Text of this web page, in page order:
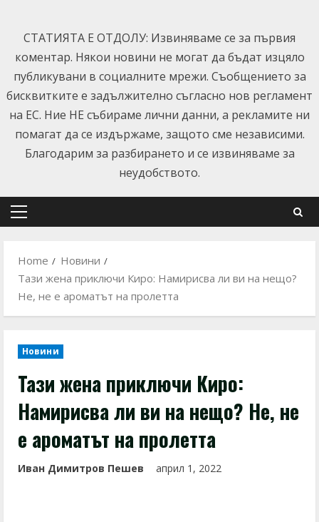
content
СТАТИЯТА Е ОТДОЛУ: Извиняваме се за първия
коментар. Някои новини не могат да бъдат изцяло
публикувани в социалните мрежи. Съобщението за
бисквитките е задължително съгласно нов регламент
на ЕС. Ние НЕ събираме лични данни, а рекламите ни
помагат да се издържаме, защото сме независими.
Благодарим за разбирането и се извиняваме за
неудобството.
Primary
Home
Новини
Тази жена приключи Киро: Намирисва ли ви на нещо?
Не, не е ароматът на пролетта
Новини
Тази жена приключи Киро:
Намирисва ли ви на нещо? Не, не
е ароматът на пролетта
Иван Димитров Пешев април 1, 2022